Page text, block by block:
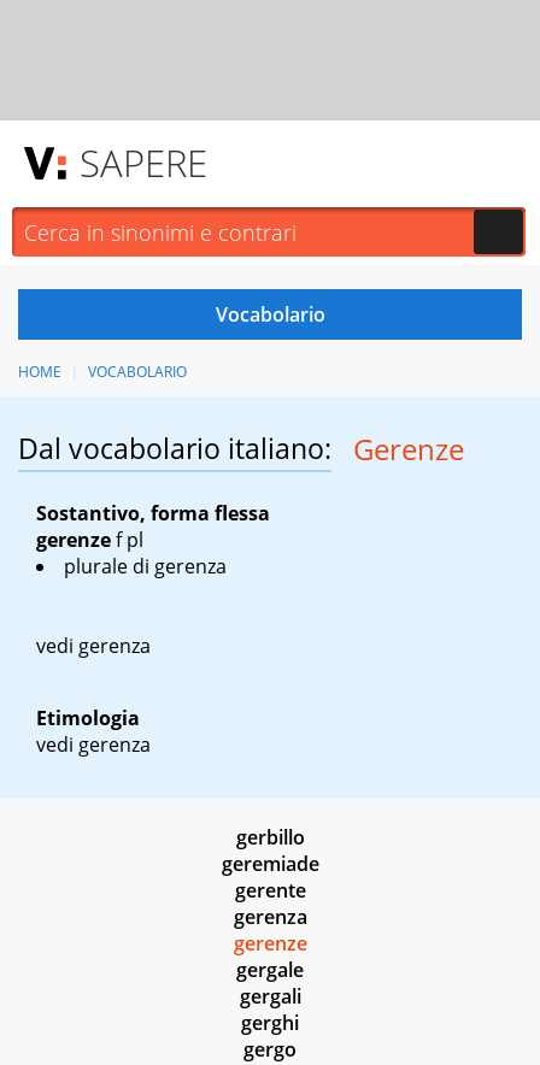
SAPERE
HOME VOCABOLARIO
Dal vocabolario italiano: Gerenze
Sostantivo, forma flessa
gerenzef pl
plurale di gerenza
vedi gerenza
Etimologia
vedi gerenza
gerbillo
geremiade
gerente
gerenza
gerenze
gergale
gergali
gerghi
gergo